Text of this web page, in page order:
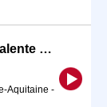
Equipier polyvalent / Equipière polyvalente de restauration rapid (H/F)
Aquitaine -